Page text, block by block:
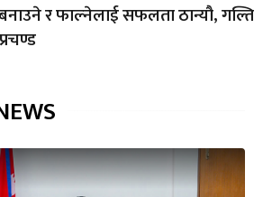
बनाउने र फाल्नेलाई सफलता ठान्यौ, गल्ति